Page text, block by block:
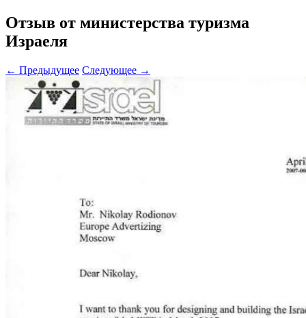
Отзыв от министерства туризма
Израеля
← Предыдущее Следующее →